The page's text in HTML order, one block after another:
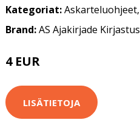
Kategoriat:Askarteluohjeet,
Brand:AS Ajakirjade Kirjastus
4 EUR
LISÄTIETOJA